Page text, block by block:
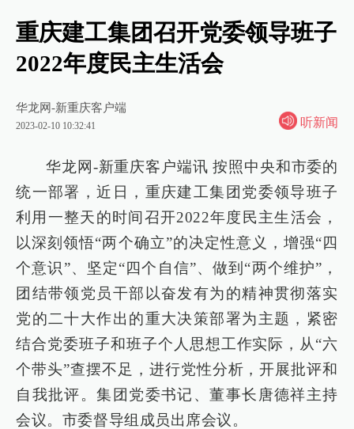
重庆建工集团召开党委领导班子
2022年度民主生活会
华龙网-新重庆客户端
2023-02-10 10:32:41 听新闻
华龙网-新重庆客户端讯 按照中央和市委的
统一部署，近日，重庆建工集团党委领导班子
利用一整天的时间召开2022年度民主生活会，
以深刻领悟“两个确立”的决定性意义，增强“四
个意识”、坚定“四个自信”、做到“两个维护”，
团结带领党员干部以奋发有为的精神贯彻落实
党的二十大作出的重大决策部署为主题，紧密
结合党委班子和班子个人思想工作实际，从“六
个带头”查摆不足，进行党性分析，开展批评和
自我批评。集团党委书记、董事长唐德祥主持
会议。市委督导组成员出席会议。